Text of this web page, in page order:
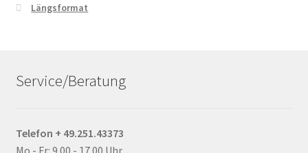
Längsformat
Service/Beratung
Telefon + 49.251.43373
Mo - Fr: 9.00 - 17.00 Uhr